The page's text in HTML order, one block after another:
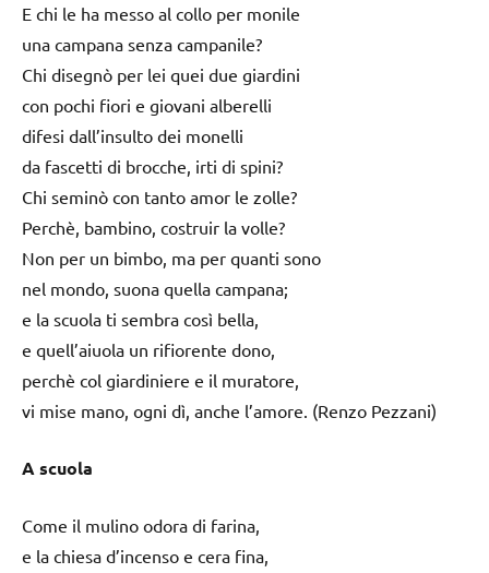
E chi le ha messo al collo per monile
una campana senza campanile?
Chi disegnò per lei quei due giardini
con pochi fiori e giovani alberelli
difesi dall’insulto dei monelli
da fascetti di brocche, irti di spini?
Chi seminò con tanto amor le zolle?
Perchè, bambino, costruir la volle?
Non per un bimbo, ma per quanti sono
nel mondo, suona quella campana;
e la scuola ti sembra così bella,
e quell’aiuola un rifiorente dono,
perchè col giardiniere e il muratore,
vi mise mano, ogni dì, anche l’amore. (Renzo Pezzani)
A scuola
Come il mulino odora di farina,
e la chiesa d’incenso e cera fina,